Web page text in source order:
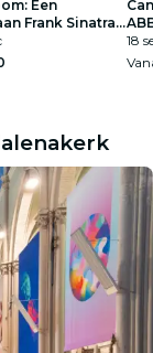
Een
Frank Sinatra
18